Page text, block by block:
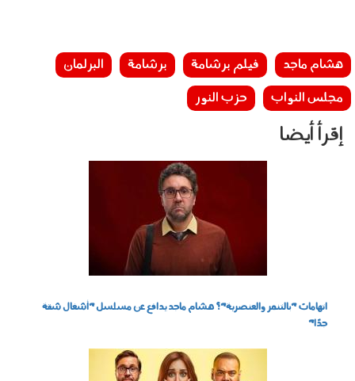
هشام ماجد فيلم برشامة برشامة
البرلمان
مجلس النواب
حزب النور
إقرأ أيضا
اتهامات "بالتنمر والعنصرية"؟ هشام ماجد يدافع عن مسلسل "أشغال شقة
جدًا"